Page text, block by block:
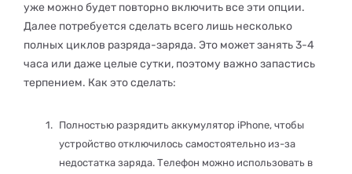
уже можно будет повторно включить все эти опции.
Далее потребуется сделать всего лишь несколько
полных циклов разряда-заряда. Это может занять 3-4
часа или даже целые сутки, поэтому важно запастись
терпением. Как это сделать:
Полностью разрядить аккумулятор iPhone, чтобы
устройство отключилось самостоятельно из-за
недостатка заряда. Телефон можно использовать в